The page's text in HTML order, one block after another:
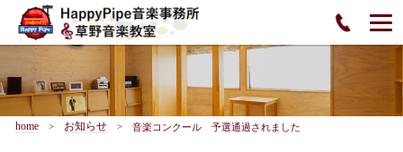
home お知らせ 音楽コンクール 予選通過されました